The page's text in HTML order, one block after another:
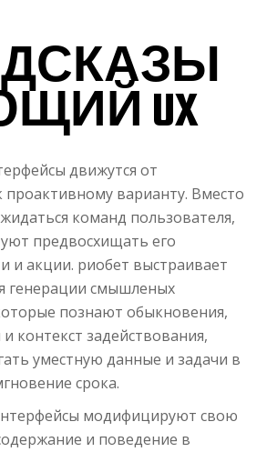
UX
движутся от
проактивному варианту. Вместо
команд пользователя,
предвосхищать его
и акции. риобет выстраивает
генерации смышленых
познают обыкновения,
контекст задействования,
уместную данные и задачи в
срока.
модифицируют свою
и поведение в